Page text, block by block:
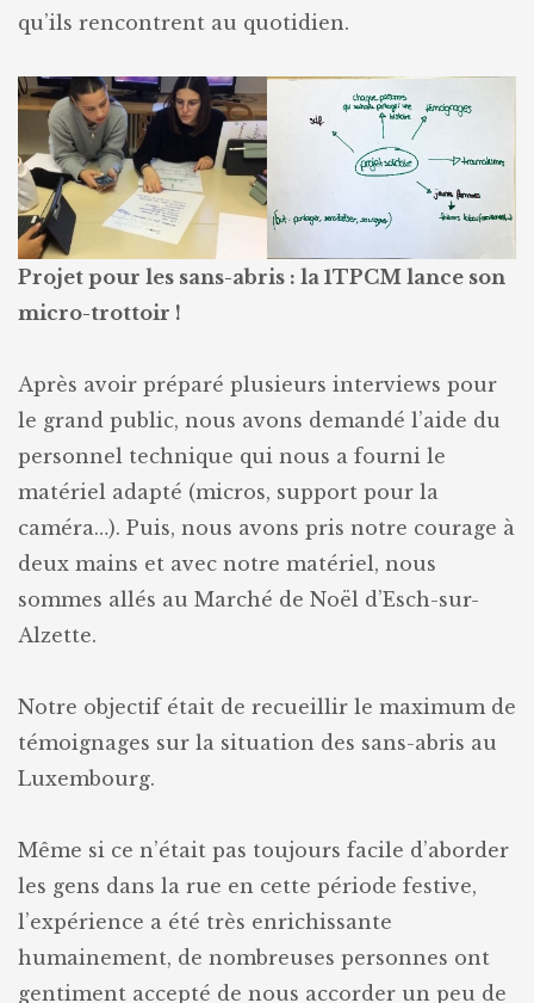
qu’ils rencontrent au quotidien.
Projet pour les sans-abris : la 1TPCM lance son
micro-trottoir !
Après avoir préparé plusieurs interviews pour
le grand public, nous avons demandé l’aide du
personnel technique qui nous a fourni le
matériel adapté (micros, support pour la
caméra…). Puis, nous avons pris notre courage à
deux mains et avec notre matériel, nous
sommes allés au Marché de Noël d’Esch-sur-
Alzette.
Notre objectif était de recueillir le maximum de
témoignages sur la situation des sans-abris au
Luxembourg.
Même si ce n’était pas toujours facile d’aborder
les gens dans la rue en cette période festive,
l’expérience a été très enrichissante
humainement, de nombreuses personnes ont
gentiment accepté de nous accorder un peu de